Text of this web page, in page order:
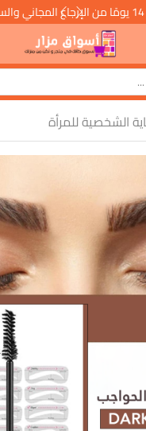
14 يومًا من الإرجاع المجاني والسريع
الشخصية للمرأة